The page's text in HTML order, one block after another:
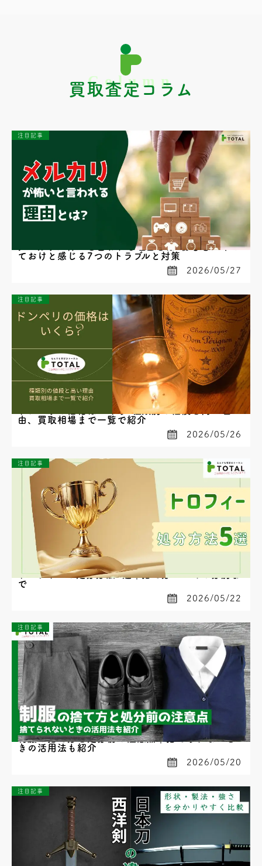
買取査定コラム
注目記事
メルカリが怖いと言われる理由とは?初心者がやめ
ておけと感じる7つのトラブルと対策
2026/05/27
注目記事
ドンペリの価格はいくら?種類別の値段と高い理
由、買取相場まで一覧で紹介
2026/05/26
注目記事
トロフィーの処分方法5選｜捨て方・ゴミの分別ま
で
2026/05/22
注目記事
制服の捨て方と処分前の注意点｜捨てられないと
きの活用法も紹介
2026/05/20
注目記事